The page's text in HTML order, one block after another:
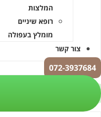
רופא שיניים
מומלץ בעפולה
קשר
072-